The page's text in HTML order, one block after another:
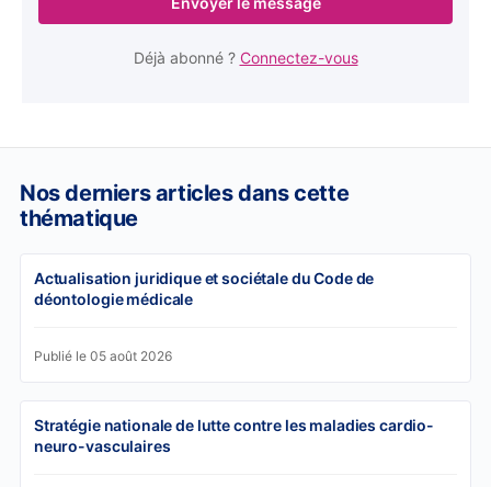
Déjà abonné ? Connectez-vous
Nos derniers articles dans cette
thématique
Actualisation juridique et sociétale du Code de
déontologie médicale
Publié le 05 août 2026
Stratégie nationale de lutte contre les maladies cardio-
neuro-vasculaires